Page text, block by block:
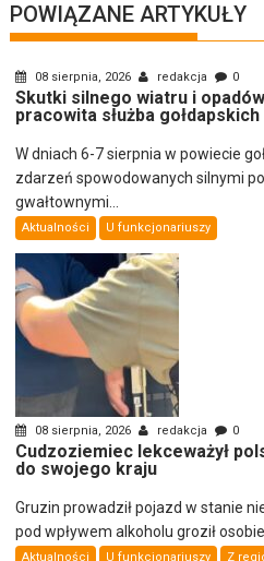
POWIĄZANE ARTYKUŁY
08 sierpnia, 2026 redakcja 0
Skutki silnego wiatru i
pracowita służba
W dniach 6-7 sierpnia w powiecie
zdarzeń spowodowanych silnymi
gwałtownymi...
Aktualności U funkcjonariuszy
08 sierpnia, 2026 redakcja 0
Cudzoziemiec lekceważył
do swojego kraju
Gruzin prowadził pojazd w stanie
pod wpływem alkoholu groził
Aktualności U funkcjonariuszy Z